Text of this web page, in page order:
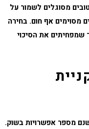
מסוגלים לשמור על
מסוימים אף חום. בחירה
את הסיכוי
מספר אפשרויות בשוק.